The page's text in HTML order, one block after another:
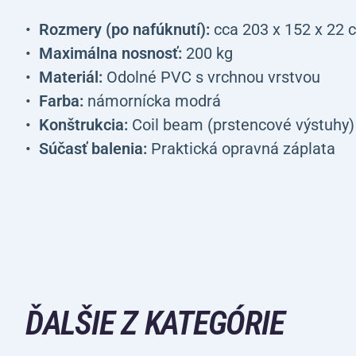
Rozmery (po nafúknutí): cca 203 x 152 x 22
Maximálna nosnosť: 200 kg
Materiál: Odolné PVC s vrchnou vrstvou
Farba: námornícka modrá
Konštrukcia: Coil beam (prstencové výstuhy)
Súčasť balenia: Praktická opravná záplata
ĎALŠIE Z KATEGÓRIE